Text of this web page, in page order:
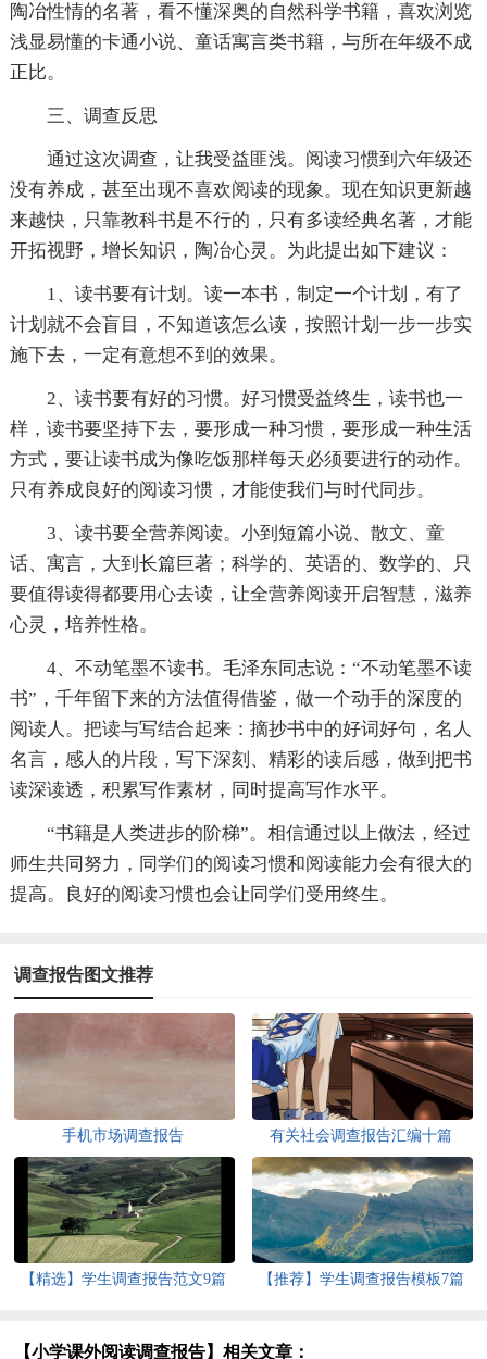
陶冶性情的名著，看不懂深奥的自然科学书籍，喜欢浏览
浅显易懂的卡通小说、童话寓言类书籍，与所在年级不成
正比。
三、调查反思
通过这次调查，让我受益匪浅。阅读习惯到六年级还
没有养成，甚至出现不喜欢阅读的现象。现在知识更新越
来越快，只靠教科书是不行的，只有多读经典名著，才能
开拓视野，增长知识，陶冶心灵。为此提出如下建议：
1、读书要有计划。读一本书，制定一个计划，有了
计划就不会盲目，不知道该怎么读，按照计划一步一步实
施下去，一定有意想不到的效果。
2、读书要有好的习惯。好习惯受益终生，读书也一
样，读书要坚持下去，要形成一种习惯，要形成一种生活
方式，要让读书成为像吃饭那样每天必须要进行的动作。
只有养成良好的阅读习惯，才能使我们与时代同步。
3、读书要全营养阅读。小到短篇小说、散文、童
话、寓言，大到长篇巨著；科学的、英语的、数学的、只
要值得读得都要用心去读，让全营养阅读开启智慧，滋养
心灵，培养性格。
4、不动笔墨不读书。毛泽东同志说：“不动笔墨不读
书”，千年留下来的方法值得借鉴，做一个动手的深度的
阅读人。把读与写结合起来：摘抄书中的好词好句，名人
名言，感人的片段，写下深刻、精彩的读后感，做到把书
读深读透，积累写作素材，同时提高写作水平。
“书籍是人类进步的阶梯”。相信通过以上做法，经过
师生共同努力，同学们的阅读习惯和阅读能力会有很大的
提高。良好的阅读习惯也会让同学们受用终生。
调查报告图文推荐
手机市场调查报告 有关社会调查报告汇编十篇
【精选】学生调查报告范文9篇 【推荐】学生调查报告模板7篇
【小学课外阅读调查报告】相关文章：